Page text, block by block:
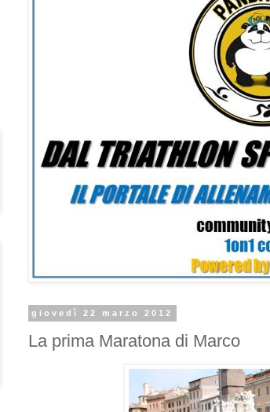
giovedì 22 marzo 2012
La prima Maratona di Marco